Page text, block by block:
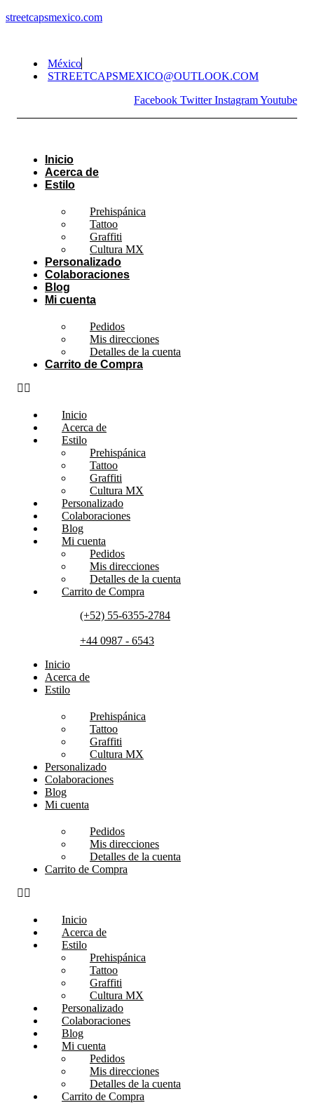
streetcapsmexico.com
México
STREETCAPSMEXICO@OUTLOOK.COM​
Facebook Twitter InstagramYoutube
Inicio
Acerca de
Estilo
Prehispánica
Tattoo
Graffiti
Cultura MX
Personalizado
Colaboraciones
Blog
Mi cuenta
Pedidos
Mis direcciones
Detalles de la cuenta
Carrito de Compra
Inicio
Acerca de
Estilo
Prehispánica
Tattoo
Graffiti
Cultura MX
Personalizado
Colaboraciones
Blog
Mi cuenta
Pedidos
Mis direcciones
Detalles de la cuenta
Carrito de Compra
(+52) 55-6355-2784
+44 0987 - 6543
Inicio
Acerca de
Estilo
Prehispánica
Tattoo
Graffiti
Cultura MX
Personalizado
Colaboraciones
Blog
Mi cuenta
Pedidos
Mis direcciones
Detalles de la cuenta
Carrito de Compra
Inicio
Acerca de
Estilo
Prehispánica
Tattoo
Graffiti
Cultura MX
Personalizado
Colaboraciones
Blog
Mi cuenta
Pedidos
Mis direcciones
Detalles de la cuenta
Carrito de Compra